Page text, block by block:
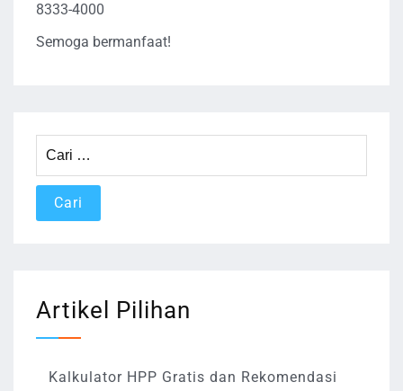
8333-4000
Semoga bermanfaat!
Artikel Pilihan
Kalkulator HPP Gratis dan Rekomendasi